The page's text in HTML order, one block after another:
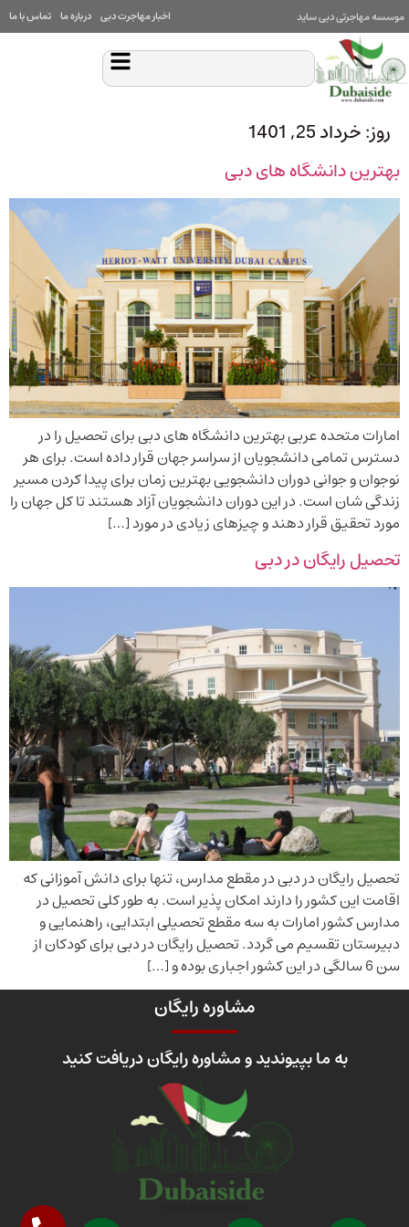
موسسه مهاجرتی دبی ساید اخبار مهاجرت دبی درباره ما تماس با ما
روز:خرداد 25, 1401
بهترین دانشگاه های دبی
امارات متحده عربی بهترین دانشگاه های دبی برای تحصیل را در
دسترس تمامی دانشجویان از سراسر جهان قرار داده است. برای هر
نوجوان و جوانی دوران دانشجویی بهترین زمان برای پیدا کردن مسیر
زندگی شان است. در این دوران دانشجویان آزاد هستند تا کل جهان را
مورد تحقیق قرار دهند و چیزهای زیادی در مورد […]
تحصیل رایگان در دبی
تحصیل رایگان در دبی در مقطع مدارس، تنها برای دانش آموزانی که
اقامت این کشور را دارند امکان پذیر است. به طور کلی تحصیل در
مدارس کشور امارات به سه مقطع تحصیلی ابتدایی، راهنمایی و
دبیرستان تقسیم می گردد. تحصیل رایگان در دبی برای کودکان از
سن 6 سالگی در این کشور اجباری بوده و […]
مشاوره رایگان
به ما بپیوندید و مشاوره رایگان دریافت کنید